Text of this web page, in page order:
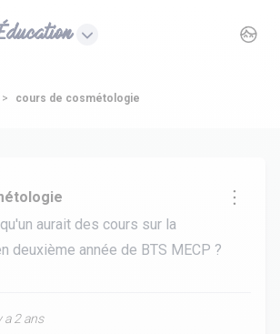
cours de cosmétologie
aurait des cours sur la
deuxième année de BTS MECP ?
a 2 ans